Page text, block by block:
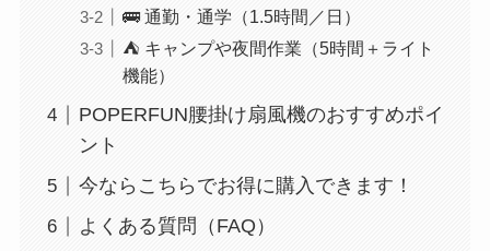
🚌 通勤・通学（1.5時間／日）
⛺ キャンプや夜間作業（5時間＋ライト
機能）
POPERFUN腰掛け扇風機のおすすめポイ
ント
今ならこちらでお得に購入できます！
よくある質問（FAQ）